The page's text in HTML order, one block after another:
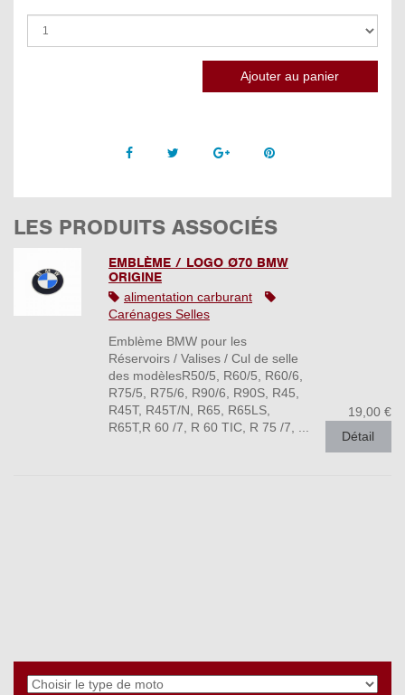
Facebook Twitter Google +Pinterest
LES PRODUITS ASSOCIÉS
EMBLÈME / LOGO Ø70 BMW
ORIGINE
alimentation carburant
Carénages Selles
Emblème BMW pour les
Réservoirs / Valises / Cul de selle
des modèlesR50/5, R60/5, R60/6,
R75/5, R75/6, R90/6, R90S, R45,
R45T, R45T/N, R65, R65LS,
R65T,R 60 /7, R 60 TIC, R 75 /7, ...
19,00 €
Détail